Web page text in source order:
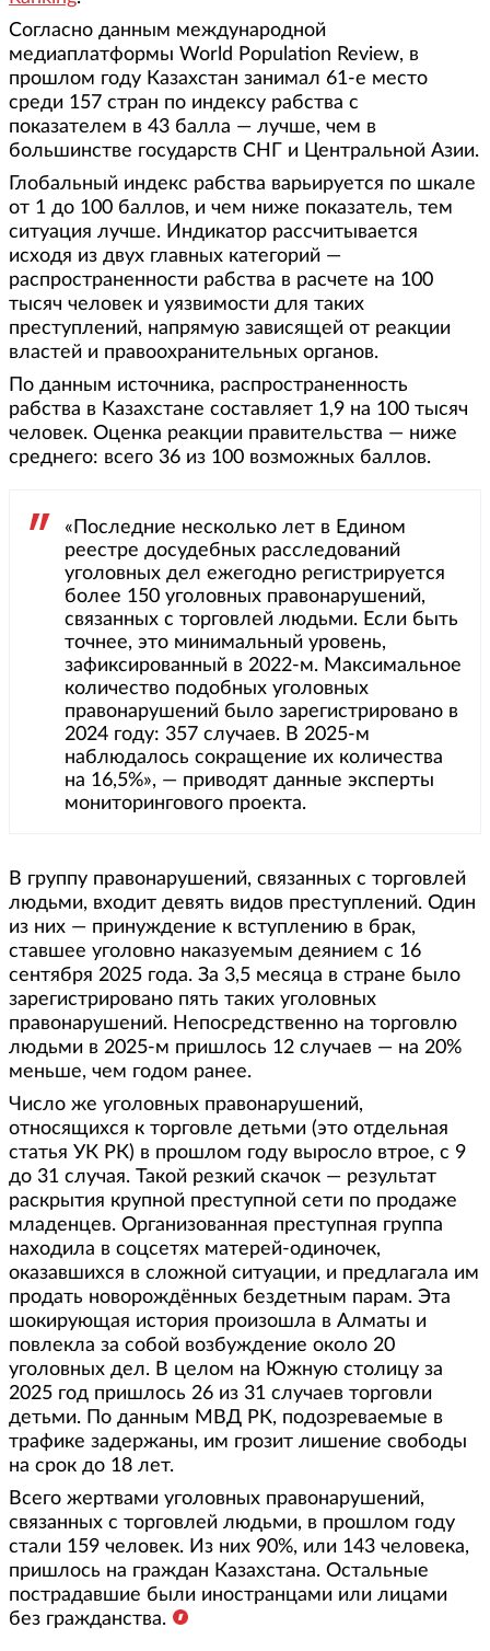
Согласно данным международной
медиаплатформы World Population Review, в
прошлом году Казахстан занимал 61-е место
среди 157 стран по индексу рабства с
показателем в 43 балла — лучше, чем в
большинстве государств СНГ и Центральной Азии.
Глобальный индекс рабства варьируется по шкале
от 1 до 100 баллов, и чем ниже показатель, тем
ситуация лучше. Индикатор рассчитывается
исходя из двух главных категорий —
распространенности рабства в расчете на 100
тысяч человек и уязвимости для таких
преступлений, напрямую зависящей от реакции
властей и правоохранительных органов.
По данным источника, распространенность
рабства в Казахстане составляет 1,9 на 100 тысяч
человек. Оценка реакции правительства — ниже
среднего: всего 36 из 100 возможных баллов.
«Последние несколько лет в Едином
реестре досудебных расследований
уголовных дел ежегодно регистрируется
более 150 уголовных правонарушений,
связанных с торговлей людьми. Если быть
точнее, это минимальный уровень,
зафиксированный в 2022-м. Максимальное
количество подобных уголовных
правонарушений было зарегистрировано в
2024 году: 357 случаев. В 2025-м
наблюдалось сокращение их количества
на 16,5%», — приводят данные эксперты
мониторингового проекта.
В группу правонарушений, связанных с торговлей
людьми, входит девять видов преступлений. Один
из них — принуждение к вступлению в брак,
ставшее уголовно наказуемым деянием с 16
сентября 2025 года. За 3,5 месяца в стране было
зарегистрировано пять таких уголовных
правонарушений. Непосредственно на торговлю
людьми в 2025-м пришлось 12 случаев — на 20%
меньше, чем годом ранее.
Число же уголовных правонарушений,
относящихся к торговле детьми (это отдельная
статья УК РК) в прошлом году выросло втрое, с 9
до 31 случая. Такой резкий скачок — результат
раскрытия крупной преступной сети по продаже
младенцев. Организованная преступная группа
находила в соцсетях матерей-одиночек,
оказавшихся в сложной ситуации, и предлагала им
продать новорождённых бездетным парам. Эта
шокирующая история произошла в Алматы и
повлекла за собой возбуждение около 20
уголовных дел. В целом на Южную столицу за
2025 год пришлось 26 из 31 случаев торговли
детьми. По данным МВД РК, подозреваемые в
трафике задержаны, им грозит лишение свободы
на срок до 18 лет.
Всего жертвами уголовных правонарушений,
связанных с торговлей людьми, в прошлом году
стали 159 человек. Из них 90%, или 143 человека,
пришлось на граждан Казахстана. Остальные
пострадавшие были иностранцами или лицами
без гражданства.